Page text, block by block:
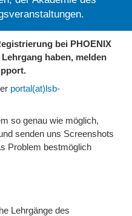
bei PHOENIX
haben, melden
portal(at)lsb-
so genau wie möglich,
senden uns Screenshots
Problem bestmöglich
Lehrgänge des